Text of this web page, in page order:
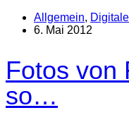
Allgemein,
6. Mai 2012
Fotos von
so…